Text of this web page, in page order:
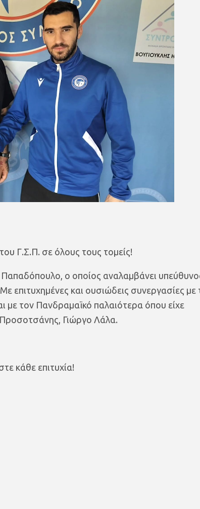
Γ.Σ.Π. σε όλους τους τομείς!
ο οποίος αναλαμβάνει
επιτυχημένες και ουσιώδεις συνεργασίες με
τον Πανδραμαϊκό παλαιότερα όπου είχε
Προσοτσάνης, Γιώργο Λάλα.
κάθε επιτυχία!